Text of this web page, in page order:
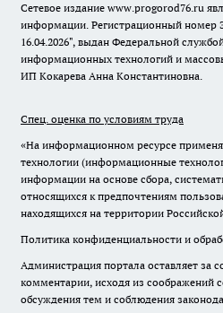
Сетевое издание www.progorod76.ru
информации. Регистрационный номер
16.04.2026", выдан Федеральной
информационных технологий и
ИП Кокарева Анна Константиновна.
Спец. оценка по условиям труда
«На информационном ресурсе
технологии (информационные
информации на основе сбора,
относящихся к предпочтениям
находящихся на территории
Политика конфиденциальности и
Администрация портала оставляет за
комментарии, исходя из соображений
обсуждения тем и соблюдения